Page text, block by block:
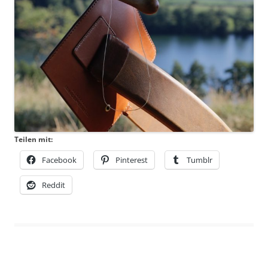
Teilen mit:
Facebook Pinterest Tumblr
Reddit